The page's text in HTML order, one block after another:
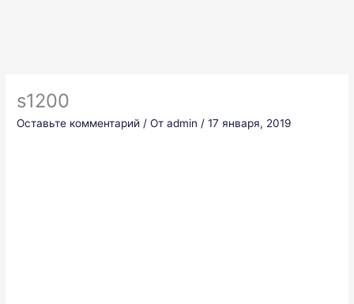
s1200
Оставьте комментарий / Отadmin/17 января, 2019